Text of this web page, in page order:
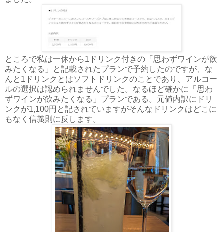
ところで私は一休から1ドリンク付きの「思わずワインが飲
みたくなる」と記載されたプランで予約したのですが、な
んと1ドリンクとはソフトドリンクのことであり、アルコー
ルの選択は認められませんでした。なるほど確かに「思わ
ずワインが飲みたくなる」プランである。元値内訳にドリ
ンクが1,100円と記されていますがそんなドリンクはどこに
もなく信義則に反します。